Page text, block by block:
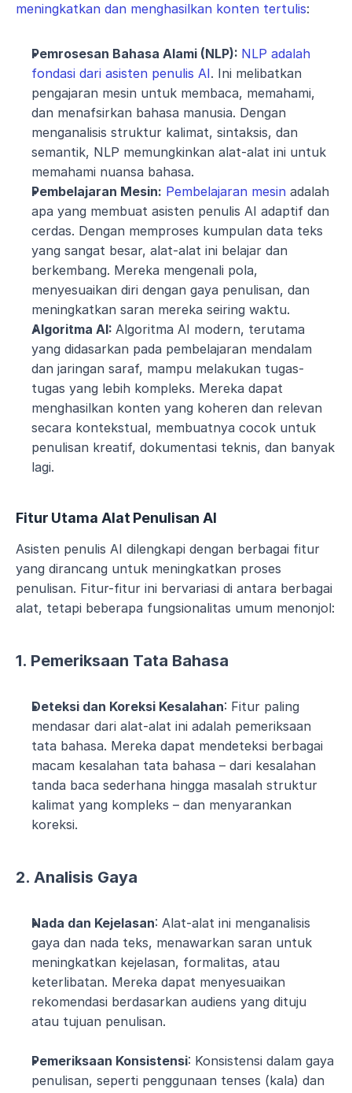
meningkatkan dan menghasilkan konten tertulis:
Pemrosesan Bahasa Alami (NLP): NLP adalah
fondasi dari asisten penulis AI. Ini melibatkan
pengajaran mesin untuk membaca, memahami,
dan menafsirkan bahasa manusia. Dengan
menganalisis struktur kalimat, sintaksis, dan
semantik, NLP memungkinkan alat-alat ini untuk
memahami nuansa bahasa.
Pembelajaran Mesin: Pembelajaran mesin adalah
apa yang membuat asisten penulis AI adaptif dan
cerdas. Dengan memproses kumpulan data teks
yang sangat besar, alat-alat ini belajar dan
berkembang. Mereka mengenali pola,
menyesuaikan diri dengan gaya penulisan, dan
meningkatkan saran mereka seiring waktu.
Algoritma AI: Algoritma AI modern, terutama
yang didasarkan pada pembelajaran mendalam
dan jaringan saraf, mampu melakukan tugas-
tugas yang lebih kompleks. Mereka dapat
menghasilkan konten yang koheren dan relevan
secara kontekstual, membuatnya cocok untuk
penulisan kreatif, dokumentasi teknis, dan banyak
lagi.
Fitur Utama Alat Penulisan AI
Asisten penulis AI dilengkapi dengan berbagai fitur
yang dirancang untuk meningkatkan proses
penulisan. Fitur-fitur ini bervariasi di antara berbagai
alat, tetapi beberapa fungsionalitas umum menonjol:
1. Pemeriksaan Tata Bahasa
Deteksi dan Koreksi Kesalahan: Fitur paling
mendasar dari alat-alat ini adalah pemeriksaan
tata bahasa. Mereka dapat mendeteksi berbagai
macam kesalahan tata bahasa – dari kesalahan
tanda baca sederhana hingga masalah struktur
kalimat yang kompleks – dan menyarankan
koreksi.
2. Analisis Gaya
Nada dan Kejelasan: Alat-alat ini menganalisis
gaya dan nada teks, menawarkan saran untuk
meningkatkan kejelasan, formalitas, atau
keterlibatan. Mereka dapat menyesuaikan
rekomendasi berdasarkan audiens yang dituju
atau tujuan penulisan.
Pemeriksaan Konsistensi: Konsistensi dalam gaya
penulisan, seperti penggunaan tenses (kala) dan